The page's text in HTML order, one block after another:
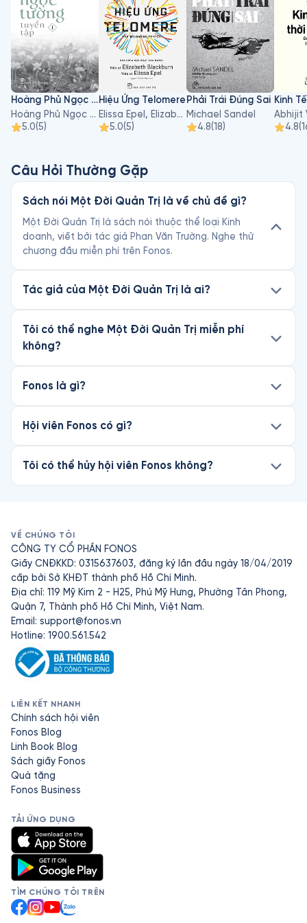
- 7/2017, ông đã cùng 22 nông dân trẻ thành lập Câu lạc bộ
khởi nghiệp nông nghiệp Việt Nam, sau 2 năm đã qui tụ
80.000 thành viên, trở thành một “Hệ sinh thái” đón nhận và
chia sẻ thông tin của các nông dân từ khắp các tỉnh thành.
- 5/2019, GS. Phan Văn Trường thành lập chuỗi khoá học hoàn
toàn miễn phí “Cấy nền”, cùng hướng dẫn tìm nguồn gố và
giải quyết những khó khăn nghề nghiệp cho những bạn trẻ
vào đời có nhiều trăn trở về nghề.
- Quyển sách đầu tay Một Đời Thương Thuyết của ông đã
Hoàng Phủ Ngọc Tường - Tập 1
Hoàng Phủ Ngọc Tường
5.0(5)
Hiệu Ứng Telomere
Elissa Epel, Elizabeth Blackburn
5.0(5)
Phải Trái Đúng Sai
Michael Sandel
4.8(18) 4.8(
Câu Hỏi Thường Gặp
Sách nói Một Đời Quản Trị là về chủ đề gì?
Một Đời Quản Trị là sách nói thuộc thể loại Kinh
doanh, viết bởi tác giả Phan Văn Trường. Nghe thử
chương đầu miễn phí trên Fonos.
Tác giả của Một Đời Quản Trị là ai?
Tôi có thể nghe Một Đời Quản Trị miễn phí
không?
Fonos là gì?
Hội viên Fonos có gì?
Tôi có thể hủy hội viên Fonos không?
VỀ CHÚNG TÔI
CÔNG TY CỔ PHẦN FONOS
Giấy CNĐKKD: 0315637603, đăng ký lần đầu ngày 18/04/2019
cấp bởi Sở KHĐT thành phố Hồ Chí Minh.
Địa chỉ: 119 Mỹ Kim 2 - H25, Phú Mỹ Hưng, Phường Tân Phong,
Quận 7, Thành phố Hồ Chí Minh, Việt Nam.
Email: support@fonos.vn
Hotline: 1900.561.542
LIÊN KẾT NHANH
Chính sách hội viên
Fonos Blog
Linh Book Blog
Sách giấy Fonos
Quà tặng
Fonos Business
TẢI ỨNG DỤNG
TÌM CHÚNG TÔI TRÊN
Facebook
Instagram
YouTube
Zalo